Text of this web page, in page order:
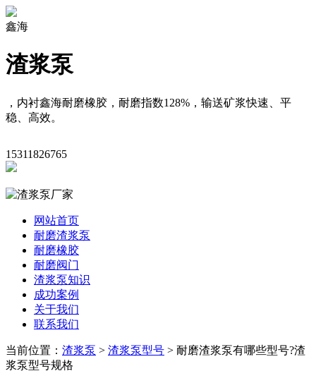
鑫海
渣浆泵
，内衬鑫海耐磨橡胶，耐磨指数128%，输送矿浆快速、平
稳、高效。
15311826765
网站首页
耐磨渣浆泵
耐磨橡胶
耐磨阀门
渣浆泵知识
成功案例
关于我们
联系我们
当前位置： 渣浆泵 > 渣浆泵型号 > 耐磨渣浆泵有哪些型号?渣
浆泵型号规格